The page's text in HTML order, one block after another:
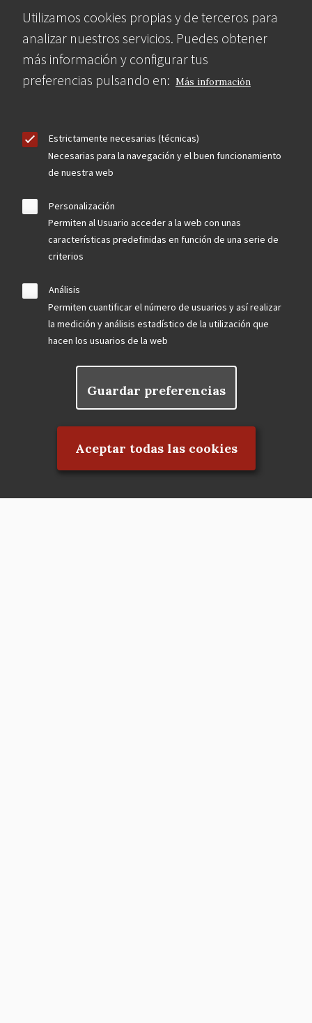
Utilizamos cookies propias y de terceros para
analizar nuestros servicios. Puedes obtener
más información y configurar tus
preferencias pulsando en: Más información
Estrictamente necesarias (técnicas)
Necesarias para la navegación y el buen funcionamiento
de nuestra web
Personalización
Permiten al Usuario acceder a la web con unas
características predefinidas en función de una serie de
criterios
Análisis
Permiten cuantificar el número de usuarios y así realizar
la medición y análisis estadístico de la utilización que
hacen los usuarios de la web
Guardar preferencias
Aceptar todas las cookies